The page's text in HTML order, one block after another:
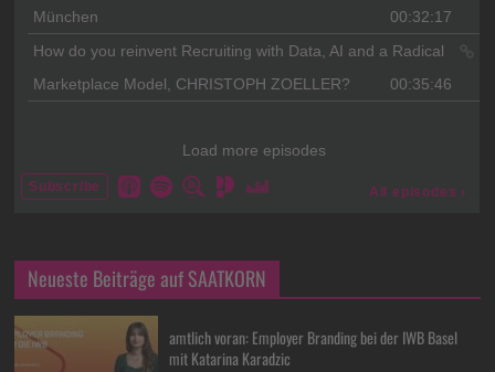
Neueste Beiträge auf SAATKORN
amtlich voran: Employer Branding bei der IWB Basel
mit Katarina Karadzic